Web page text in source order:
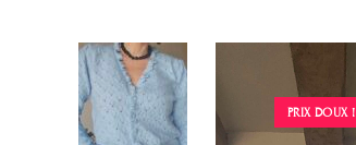
PRIX DOUX !